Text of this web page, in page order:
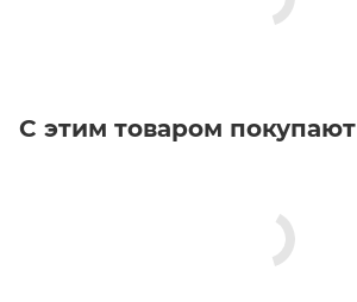
С этим товаром покупают